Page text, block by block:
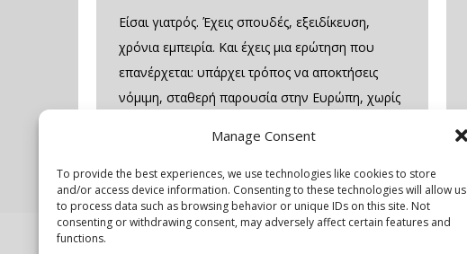
Manage Consent
To provide the best experiences, we use technologies like cookies to store
and/or access device information. Consenting to these technologies will allow us
to process data such as browsing behavior or unique IDs on this site. Not
consenting or withdrawing consent, may adversely affect certain features and
functions.
Είσαι γιατρός. Έχεις σπουδές, εξειδίκευση,
χρόνια εμπειρία. Και έχεις μια ερώτηση που
επανέρχεται: υπάρχει τρόπος να αποκτήσεις
νόμιμη, σταθερή παρουσία στην Ευρώπη, χωρίς
στη χώρα σου; Η απάντηση είναι ναι. Και το
εργαλείο έχει συγκεκριμένο όνομα: Golden Visa
Greece. Τι είναι το Golden Visa Greece Το
Golden…